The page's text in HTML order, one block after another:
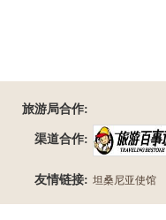
旅游局合作:
渠道合作:
友情链接: 坦桑尼亚使馆